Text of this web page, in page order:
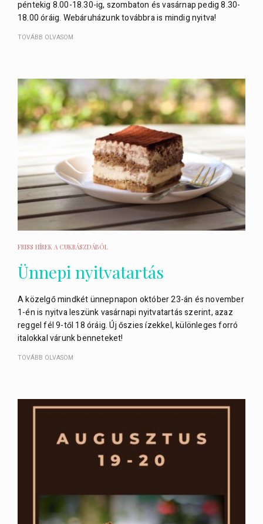
péntekig 8.00-18.30-ig, szombaton és vasárnap pedig 8.30-
18.00 óráig. Webáruházunk továbbra is mindig nyitva!
TOVÁBB OLVASOM
FRISS HÍREK A CUKRÁSZDÁBÓL
Ünnepi nyitvatartás
A közelgő mindkét ünnepnapon október 23-án és november
1-én is nyitva leszünk vasárnapi nyitvatartás szerint, azaz
reggel fél 9-től 18 óráig. Új őszies ízekkel, különleges forró
italokkal várunk benneteket!
TOVÁBB OLVASOM